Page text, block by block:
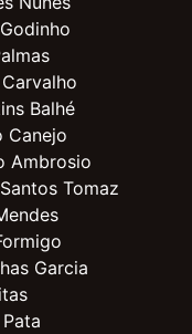
Balhé
Canejo
Ambrosio
Tomaz
Garcia